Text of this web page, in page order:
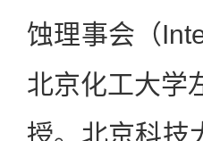
蚀理事会（
北京化工大学
授。北京科技